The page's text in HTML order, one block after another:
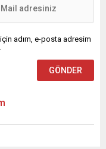
adım, e-posta adresim